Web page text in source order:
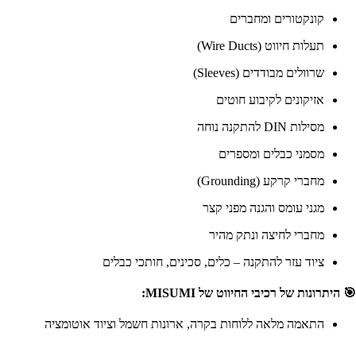
קונקטורים ומחברים
תעלות חיווט (Wire Ducts)
שרוולים מבודדים (Sleeves)
אזיקונים לקיבוע חוטים
מסילות DIN להתקנה נוחה
מסמני כבלים ומספרים
מחברי קרקע (Grounding)
מגני עומס והגנה מפני קצר
מחברי לחיצה ונתק מהיר
ציוד עזר להתקנה – כלים, סכינים, חותכי כבלים
🎯 היתרונות של רכיבי החיווט של MISUMI:
התאמה מלאה ללוחות בקרה, ארונות חשמל וציוד אוטומציה